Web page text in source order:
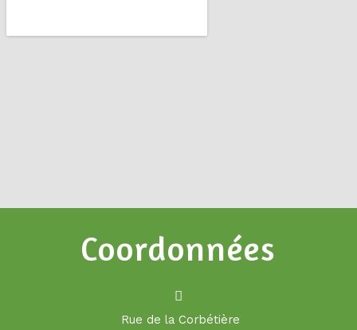
Coordonnées
Rue de la Corbétière